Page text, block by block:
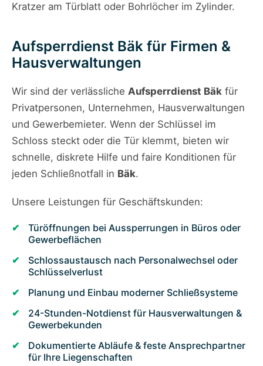
Kratzer am Türblatt oder Bohrlöcher im Zylinder.
Aufsperrdienst Bäk für Firmen &
Hausverwaltungen
Wir sind der verlässliche Aufsperrdienst Bäk für
Privatpersonen, Unternehmen, Hausverwaltungen
und Gewerbemieter. Wenn der Schlüssel im
Schloss steckt oder die Tür klemmt, bieten wir
schnelle, diskrete Hilfe und faire Konditionen für
jeden Schließnotfall in Bäk.
Unsere Leistungen für Geschäftskunden:
Türöffnungen bei Aussperrungen in Büros oder
Gewerbeflächen
Schlossaustausch nach Personalwechsel oder
Schlüsselverlust
Planung und Einbau moderner Schließsysteme
24-Stunden-Notdienst für Hausverwaltungen &
Gewerbekunden
Dokumentierte Abläufe & feste Ansprechpartner
für Ihre Liegenschaften